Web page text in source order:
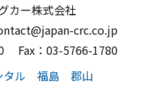
カー株式会社
crc.co.jp
Fax：03-5766-1780
ル 福島 郡山